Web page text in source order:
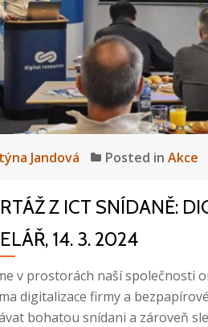
dokumentů,
8.
2024,
10:00
–
10:20
Jandová Posted in Akce
Z ICT SNÍDANĚ:
14. 3. 2024
v prostorách naší společnosti
digitalizace firmy a
bohatou snídani a zároveň